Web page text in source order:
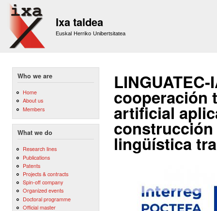
Ixa taldea
Euskal Herriko Unibertsitatea
Who we are
Home
About us
Members
What we do
Research lines
Publications
Patents
Projects & contracts
Spin-off company
Organized events
Doctoral programme
Official master
cooperación
artificial
lingüística